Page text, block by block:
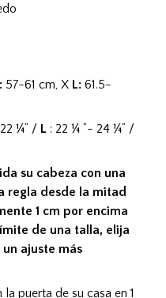
57-61 cm, X L: 61.5-
¼” / L : 22 ¼ ”- 24 ¼” /
su cabeza con una
regla desde la mitad
1 cm por encima
de una talla, elija
ajuste más
puerta de su casa en 1